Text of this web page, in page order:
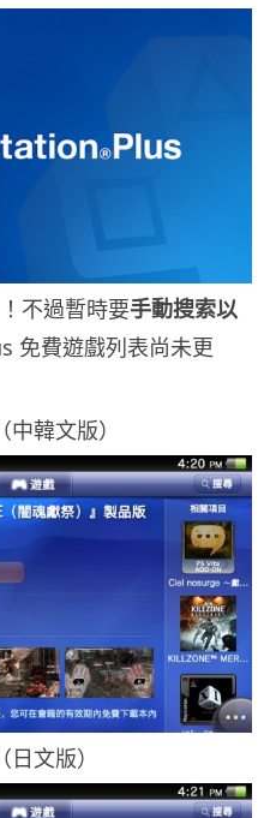
不過暫時要手動搜索以
免費遊戲列表尚未更
韓文版）
文版）